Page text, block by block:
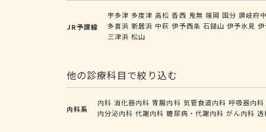
JR予讃線
宇多津 多度津 高松 香西 鬼無 端岡 国分 讃岐府
多喜浜 新居浜 中萩 伊予西条 石鎚山 伊予氷見
三津浜 松山
他の診療科目で絞り込む
内科系
内科 消化器内科 胃腸内科 気管食道内科 呼吸器内科
内分泌内科 代謝内科 糖尿病・代謝内科 がん内科 透